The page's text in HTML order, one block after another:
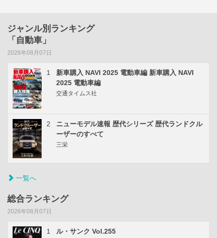
ジャンル別ランキング
「自動車」
2026年08月07日
1
新車購入 NAVI 2025 電動車編 新車購入 NAVI
2025 電動車編
交通タイムス社
2
ニューモデル速報 歴代シリーズ 歴代ランドクル
ーザーのすべて
三栄
一覧へ
総合ランキング
2026年08月07日
1 ル・サンク Vol.255